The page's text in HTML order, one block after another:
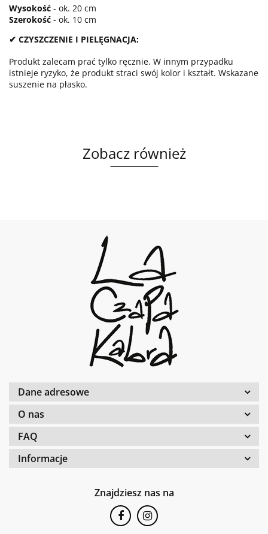
Wysokość - ok. 20 cm
Szerokość - ok. 10 cm
✔ CZYSZCZENIE I PIELĘGNACJA:
Produkt zalecam prać tylko ręcznie. W innym przypadku
istnieje ryzyko, że produkt straci swój kolor i kształt. Wskazane
suszenie na płasko.
Zobacz również
Dane adresowe
O nas
FAQ
Informacje
Znajdziesz nas na